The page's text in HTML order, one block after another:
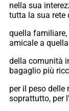
nella sua
tutta la sua rete
quella
amicale a
della comunità
bagaglio più
per il peso delle
soprattutto, per